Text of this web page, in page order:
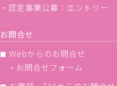
・認定事業公募：エントリー
お問合せ
■ Webからのお問合せ
・ お問合せフォーム